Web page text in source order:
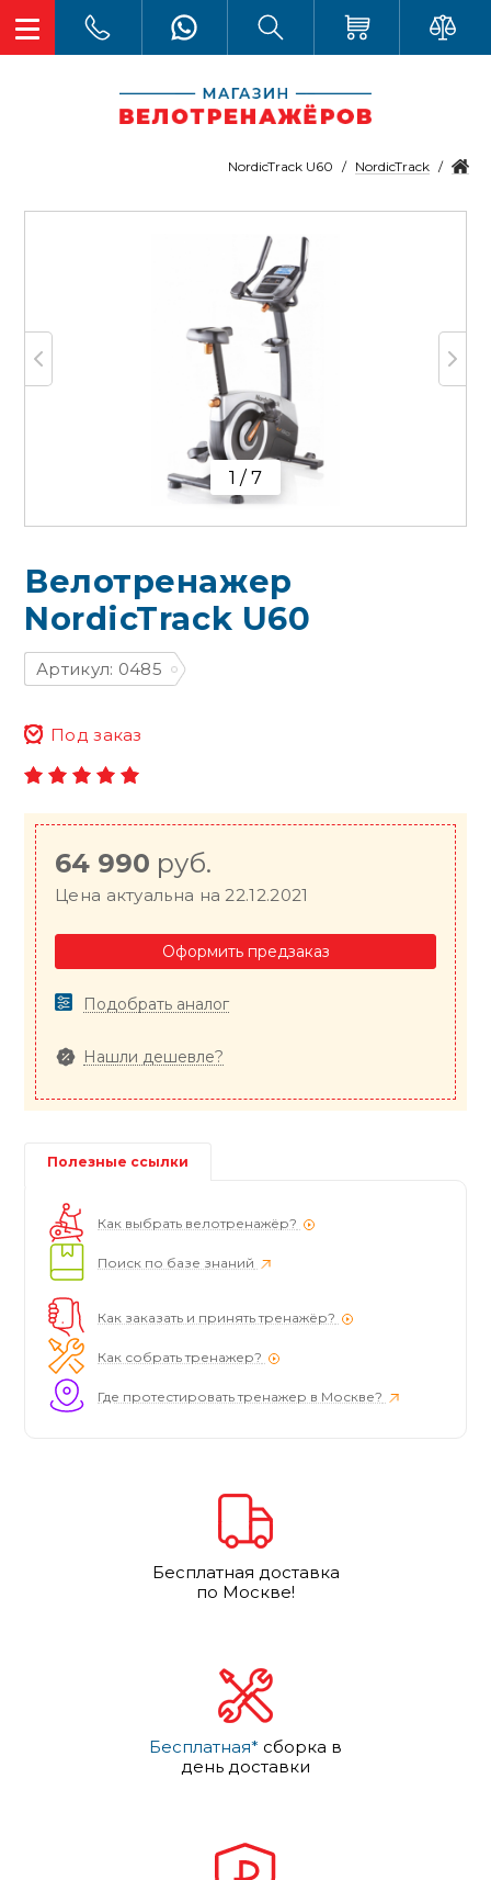
NordicTrack
NordicTrack U60
1 / 7
Велотренажер
NordicTrack U60
Артикул: 0485
Под заказ
64 990 руб.
Цена актуальна на 22.12.2021
Оформить предзаказ
Подобрать аналог
Нашли дешевле?
Полезные ссылки
Как выбрать велотренажёр?
Поиск по базе знаний
Как заказать и принять тренажёр?
Как собрать тренажер?
Где протестировать тренажер в Москве?
Бесплатная доставка
по Москве!
Бесплатная* сборка в
день доставки